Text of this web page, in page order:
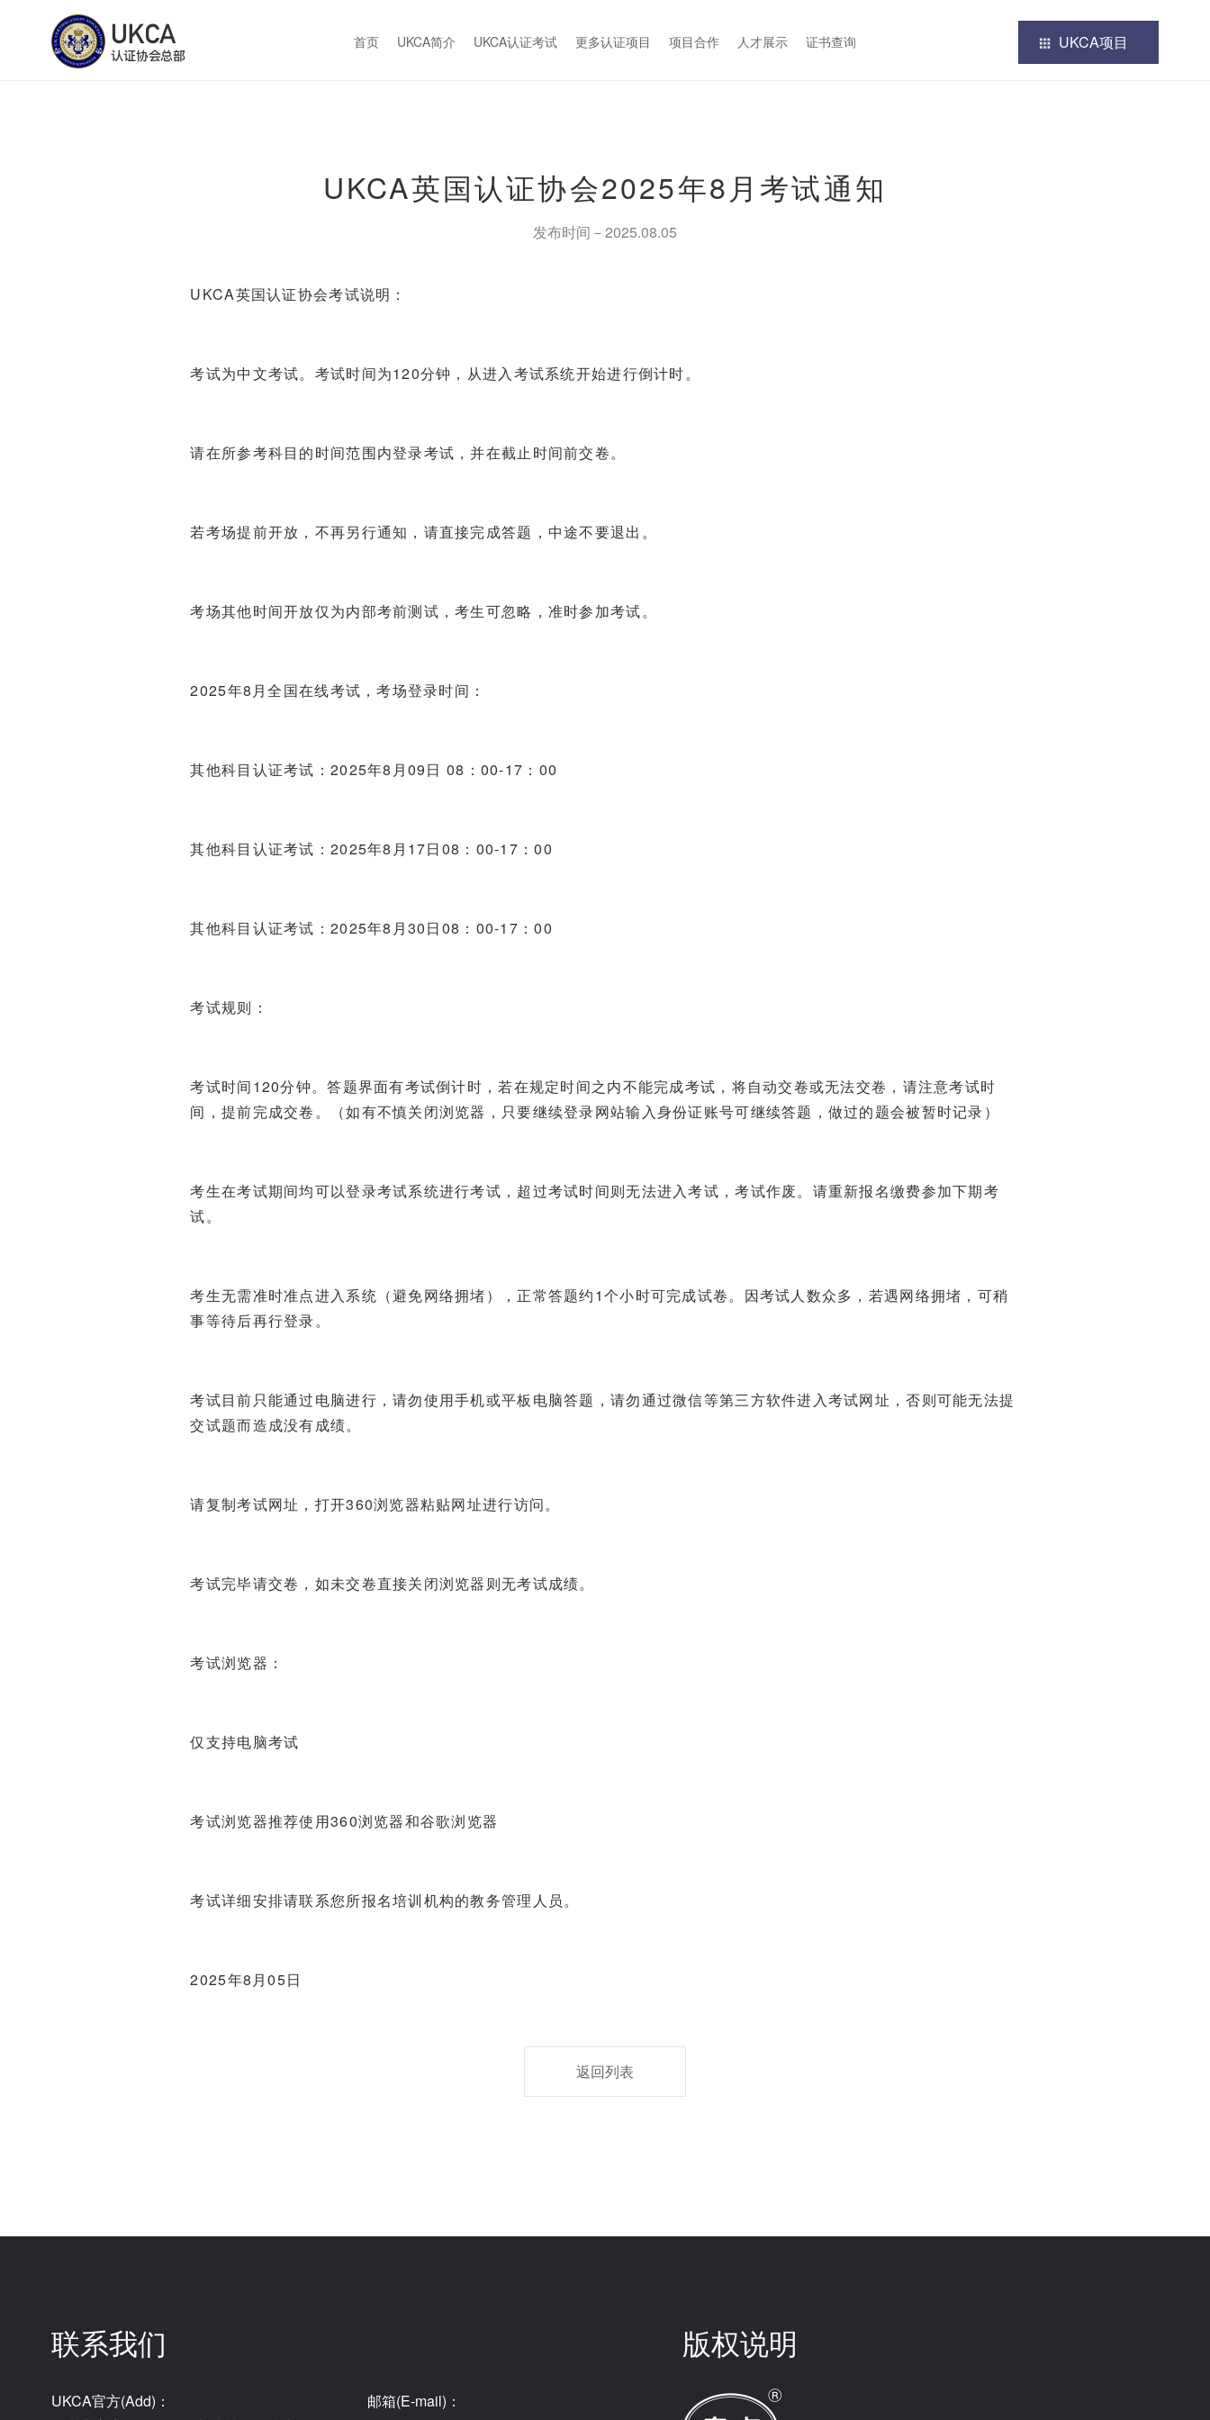
首页 UKCA简介 UKCA认证考试 更多认证项目 项目合作 人才展示 证书查询 UKCA项目
UKCA英国认证协会2025年8月考试通知
发布时间－2025.08.05
UKCA英国认证协会考试说明：
考试为中文考试。考试时间为120分钟，从进入考试系统开始进行倒计时。
请在所参考科目的时间范围内登录考试，并在截止时间前交卷。
若考场提前开放，不再另行通知，请直接完成答题，中途不要退出。
考场其他时间开放仅为内部考前测试，考生可忽略，准时参加考试。
2025年8月全国在线考试，考场登录时间：
其他科目认证考试：2025年8月09日 08：00-17：00
其他科目认证考试：2025年8月17日08：00-17：00
其他科目认证考试：2025年8月30日08：00-17：00
考试规则：
考试时间120分钟。答题界面有考试倒计时，若在规定时间之内不能完成考试，将自动交卷或无法交卷，请注意考试时
间，提前完成交卷。（如有不慎关闭浏览器，只要继续登录网站输入身份证账号可继续答题，做过的题会被暂时记录）
考生在考试期间均可以登录考试系统进行考试，超过考试时间则无法进入考试，考试作废。请重新报名缴费参加下期考
试。
考生无需准时准点进入系统（避免网络拥堵），正常答题约1个小时可完成试卷。因考试人数众多，若遇网络拥堵，可稍
事等待后再行登录。
考试目前只能通过电脑进行，请勿使用手机或平板电脑答题，请勿通过微信等第三方软件进入考试网址，否则可能无法提
交试题而造成没有成绩。
请复制考试网址，打开360浏览器粘贴网址进行访问。
考试完毕请交卷，如未交卷直接关闭浏览器则无考试成绩。
考试浏览器：
仅支持电脑考试
考试浏览器推荐使用360浏览器和谷歌浏览器
考试详细安排请联系您所报名培训机构的教务管理人员。
2025年8月05日
返回列表
联系我们
UKCA官方(Add)：
邮箱(E-mail)：
版权说明